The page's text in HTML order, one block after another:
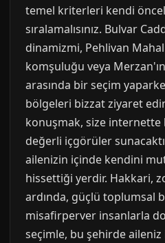
temel kriterleri kendi
sıralamalısınız. Bulvar
dinamizmi, Pehlivan
komşuluğu veya
arasında bir seçim
bölgeleri bizzat ziyaret
konuşmak, size internette
değerli içgörüler
ailenizin içinde kendini
hissettiği yerdir. Hakkari,
ardında, güçlü toplumsal
misafirperver insanlarla
seçimle, bu şehirde